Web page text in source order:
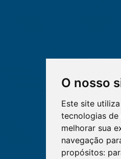
O nosso
Este site
tecnologias de
melhorar sua
navegação
propósitos: